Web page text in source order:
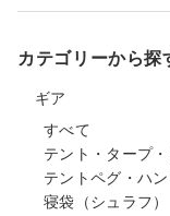
カテゴリーから探
ギア
すべて
テント・タープ
テントペグ・ハ
寝袋（シュラフ